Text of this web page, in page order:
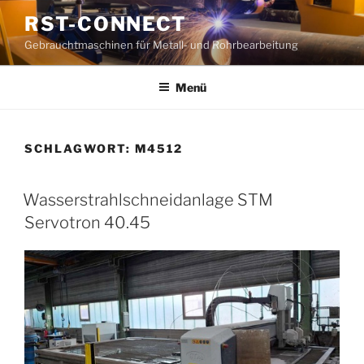
Zum
Inhalt
springen
RST-CONNECT
Gebrauchtmaschinen für Metall- und Rohrbearbeitung
Menü
SCHLAGWORT: M4512
Wasserstrahlschneidanlage STM
Servotron 40.45